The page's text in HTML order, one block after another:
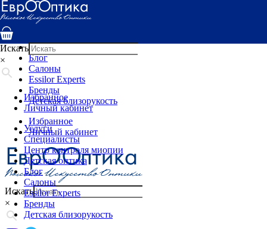
Услуги
Специалисты
Детская оптика
Блог
Салоны
Essilor Experts
Бренды
Детская близорукость
Избранное
Личный кабинет
Искать
×
Искать
×
Избранное
Личный кабинет
Услуги
Специалисты
Центр контроля миопии
Детская оптика
Блог
Салоны
Essilor Experts
Бренды
Детская близорукость